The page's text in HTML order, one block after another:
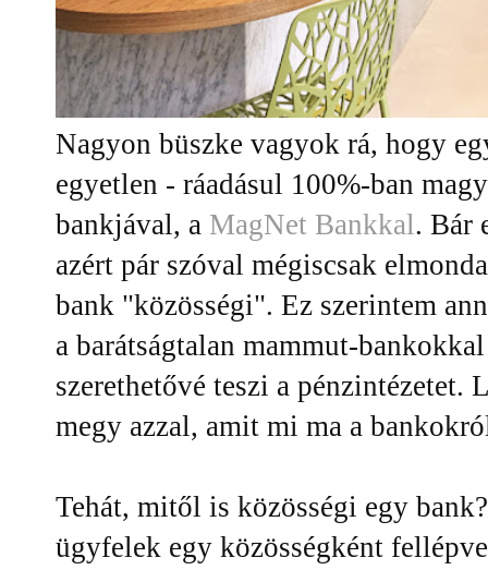
Nagyon büszke vagyok rá, hogy
egyetlen - ráadásul 100%-ban
bankjával, a MagNet Bankkal. Bár
azért pár szóval mégiscsak
bank "közösségi". Ez szerintem
a barátságtalan mammut-
szerethetővé teszi a pénzintézetet.
megy azzal, amit mi ma a
Tehát, mitől is közösségi egy
ügyfelek egy közösségként